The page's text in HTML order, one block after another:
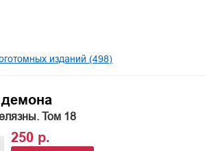
изданий (498)
демона
Том 18
250 р.